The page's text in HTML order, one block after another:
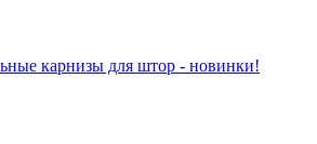
карнизы для штор - новинки!